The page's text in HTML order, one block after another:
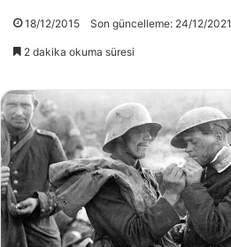
18/12/2015 Son güncelleme: 24/12/2021
2 dakika okuma süresi